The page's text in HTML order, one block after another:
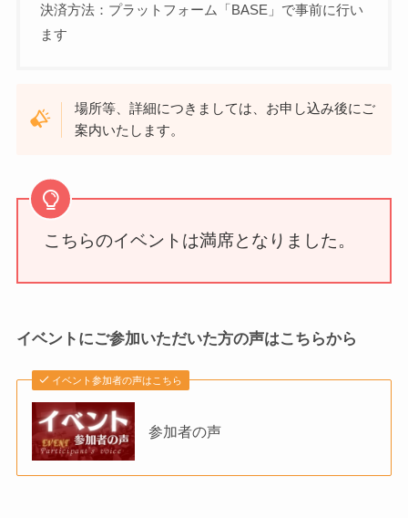
決済方法：プラットフォーム「BASE」で事前に行い
ます
場所等、詳細につきましては、お申し込み後にご
案内いたします。
こちらのイベントは満席となりました。
イベントにご参加いただいた方の声はこちらから
イベント参加者の声はこちら
参加者の声